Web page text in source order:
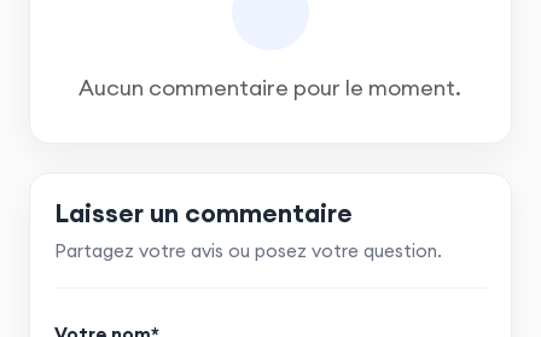
Aucun commentaire pour le moment.
Laisser un commentaire
Partagez votre avis ou posez votre question.